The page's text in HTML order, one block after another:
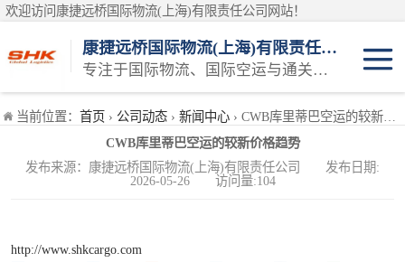
欢迎访问康捷远桥国际物流(上海)有限责任公司网站！
康捷远桥国际物流(上海)有限责任公司
专注于国际物流、国际空运与通关一体化一站式物流服务商
当前位置： 首页 › 公司动态 › 新闻中心 › CWB库里蒂巴空运的较新价格趋势
CWB库里蒂巴空运的较新价格趋势
发布来源：康捷远桥国际物流(上海)有限责任公司 发布日期:
2026-05-26 访问量:104
http://www.shkcargo.com
日本空运
韩国空运
印度空运